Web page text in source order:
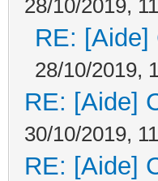
28/10/2019,
RE: [Aide]
28/10/2019,
RE: [Aide]
30/10/2019,
RE: [Aide]